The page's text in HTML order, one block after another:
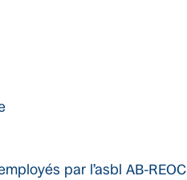
par l’asbl AB-REOC